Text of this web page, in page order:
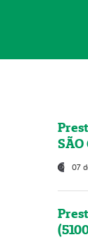
SÃO
07